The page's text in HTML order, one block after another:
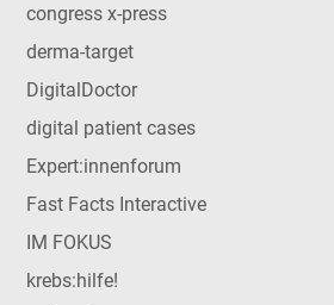
congress x-press
derma-target
DigitalDoctor
digital patient cases
Expert:innenforum
Fast Facts Interactive
IM FOKUS
krebs:hilfe!